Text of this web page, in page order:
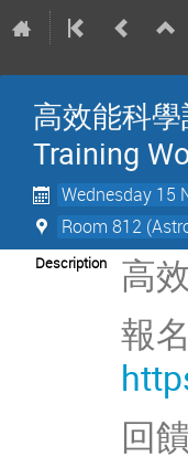
高效能科
Training
Wednesday 15
Room 812
Description
高
報
回